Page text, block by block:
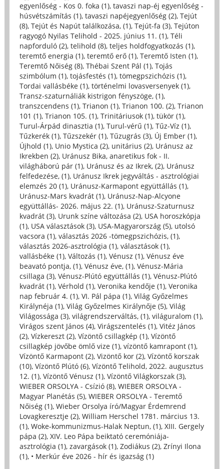
egyenlőség - Kos 0. foka (1), tavaszi nap-éj egyenlőség -
húsvétszámítás (1), tavaszi napéjegyenlőség (2), Tejút
(8), Tejút és Napút találkozása, (1), Tejút-fa (3), Tejúton
ragyogó Nyilas Telihold - 2025. június 11. (1), Téli
napforduló (2), telihold (8), teljes holdfogyatkozás (1),
teremtő energia (1), teremtő erő (1), Teremtő Isten (1),
Teremtő Nőiség (8), Thébai Szent Pál (1), Tojás
szimbólum (1), tojásfestés (1), tömegpszichózis (1),
Tordai vallásbéke (1), történelmi lovasversenyek (1),
Transz-szaturnáliák kistrigon fényszöge, (1),
transzcendens (1), Trianon (1), Trianon 100. (2), Trianon
101 (1), Trianon 105. (1), Trinitáriusok (1), tükör (1),
Turul-Árpád dinasztia (1), Turul-vérű (1), Tűz-Víz (1),
Tűzkerék (1), Tűzszekér (1), Tűzugrás (3), Új Ember (1),
Újhold (1), Unio Mystica (2), unitárius (2), Uránusz az
Ikrekben (2), Uránusz Bika, anaretikus fok - II.
világháború pár (1), Uránusz és az Ikrek, (2), Uránusz
felfedezése, (1), Uránusz Ikrek jegyváltás - asztrológiai
elemzés 20 (1), Uránusz-Karmapont együttállás (1),
Uránusz-Mars kvadrát (1), Uránusz-Nap-Alcyone
együttállás- 2026. május 22. (1), Uránusz-Szaturnusz
kvadrát (3), Urunk színe változása (2), USA horoszkópja
(1), USA választások (3), USA-Magyarország (5), utolsó
vacsora (1), választás 2026 -tömegpszichózis, (1),
választás 2026-asztrológia (1), választások (1),
vallásbéke (1), Változás (1), Vénusz (1), Vénusz éve
beavató pontja, (1), Vénusz éve, (1), Vénusz-Mária
csillaga (3), Vénusz-Plútó együttállás (1), Vénusz-Plútó
kvadrát (1), Vérhold (1), Veronika kendője (1), Veronika
nap február 4. (1), VI. Pál pápa (1), Világ Győzelmes
Királynéja (1), Világ Győzelmes Királynője (5), Világ
Világossága (3), világrendszerváltás, (1), világuralom (1),
Virágos szent János (4), Virágszentelés (1), Vitéz János
(2), Vízkereszt (2), Vízöntő csillagkép (1), Vízöntő
csillagkép jövőbe ömlő vize (1), vízöntő kamrapont (1),
Vízöntő Karmapont (2), Vizöntő kor (2), Vízöntő korszak
(10), Vízöntő Plútó (6), Vízöntő Telihold, 2022. augusztus
12. (1), Vízöntő Vénusz (1), Vízöntő Világkorszak (3),
WIEBER ORSOLYA - Csízió (8), WIEBER ORSOLYA -
Magyar Planétás (5), WIEBER ORSOLYA - Teremtő
Nőiség (1), Wieber Orsolya író/Magyar Érdemrend
Lovagkeresztje (2), William Herschel 1781. március 13.
(1), Woke-kommunizmus-Halak Neptun, (1), XIII. Gergely
pápa (2), XIV. Leo Pápa beiktató ceremóniája-
asztrológia (1), zavargások (1), Zodiákus (2), Zrínyi Ilona
(1), • Merkúr éve 2026 - hír és igazság (1)